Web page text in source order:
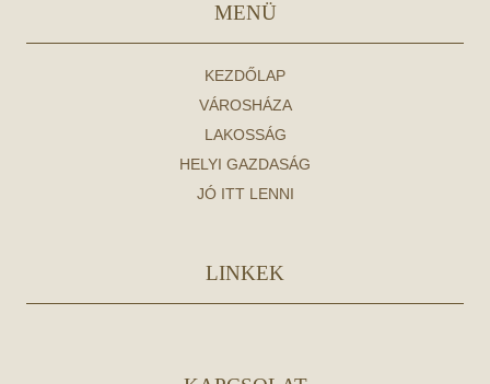
MENÜ
KEZDŐLAP
VÁROSHÁZA
LAKOSSÁG
HELYI GAZDASÁG
JÓ ITT LENNI
LINKEK